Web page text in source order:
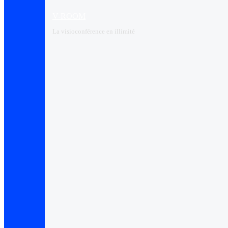
La visioconférence en illimité